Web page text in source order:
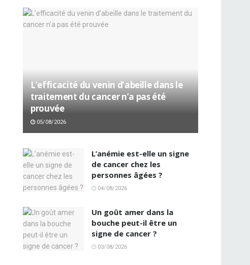
L’efficacité du venin d’abeille dans le
traitement du cancer n’a pas été
prouvée
05/08/2026
L’anémie est-elle un signe
de cancer chez les
personnes âgées ?
04/08/2026
Un goût amer dans la
bouche peut-il être un
signe de cancer ?
03/08/2026